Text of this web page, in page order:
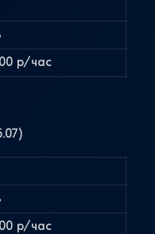
р/час
р/час